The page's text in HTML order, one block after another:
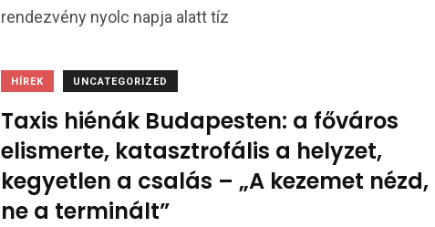
rendezvény nyolc napja alatt tíz
HÍREK UNCATEGORIZED
Taxis hiénák Budapesten: a főváros
elismerte, katasztrofális a helyzet,
kegyetlen a csalás – „A kezemet nézd,
ne a terminált”